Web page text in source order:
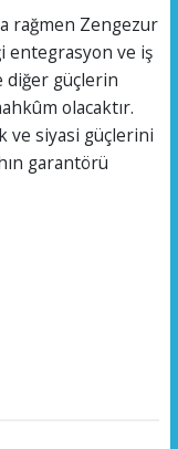
rağmen Zengezur
entegrasyon ve iş
diğer güçlerin
olacaktır.
ve siyasi güçlerini
garantörü